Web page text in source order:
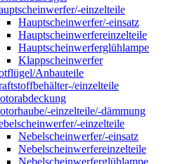
einzelteile
Hauptscheinwerfer/-einsatz
Hauptscheinwerfereinzelteile
Hauptscheinwerferglühlampe
Klappscheinwerfer
Anbauteile
einzelteile
einzelteile/-dämmung
einzelteile
Nebelscheinwerfer/-einsatz
Nebelscheinwerfereinzelteile
Nebelscheinwerferglühlampe